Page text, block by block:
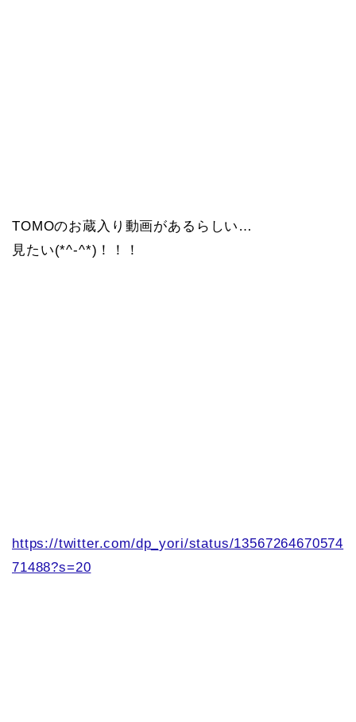
TOMOのお蔵入り動画があるらしい…
見たい(*^-^*)！！！
https://twitter.com/dp_yori/status/13567264670574
71488?s=20